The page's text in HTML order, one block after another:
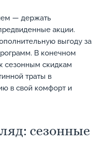
— держать
акции.
выгоду за
В конечном
сезонным скидкам
траты в
в свой комфорт и
сезонные